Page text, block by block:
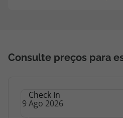
cofre, guichet para câmbio
Consulte preços para
Check In